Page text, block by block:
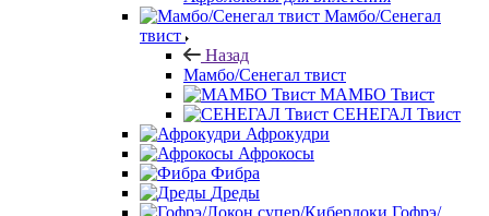
Мамбо/Сенегал
твист
Назад
Мамбо/Сенегал твист
МАМБО Твист
СЕНЕГАЛ Твист
Афрокудри
Афрокосы
Фибра
Дреды
Гофрэ/